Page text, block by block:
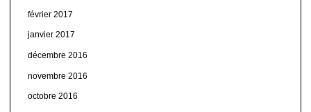
février 2017
janvier 2017
décembre 2016
novembre 2016
octobre 2016